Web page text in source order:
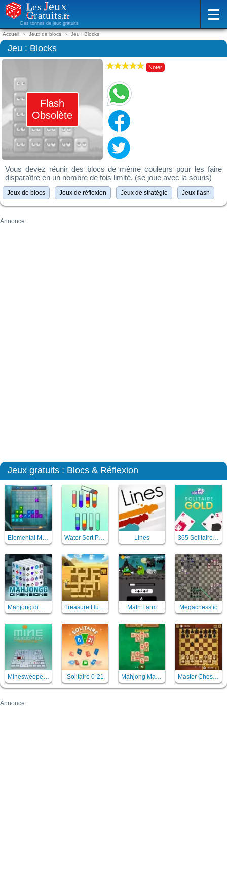
Des tonnes de jeux gratuits
Accueil Jeux de blocs Jeu : Blocks
Jeu : Blocks
Flash
Obsolète
Noter
Vous devez réunir des blocs de même couleurs pour les faire
disparaître en un nombre de fois limité. (se joue avec la souris)
Jeux de blocs Jeux de réflexion Jeux de stratégie Jeux flash
Jeux gratuits : Blocs & Réflexion
Elemental Magic Puzzle Water Sort Puzzle Lines 365 Solitaire Gold
Mahjong dimensions 3D Treasure Hunt Neon Math Farm Megachess.io
Minesweeper Mania Solitaire 0-21 Mahjong Master 2 Master Chess (Echec)